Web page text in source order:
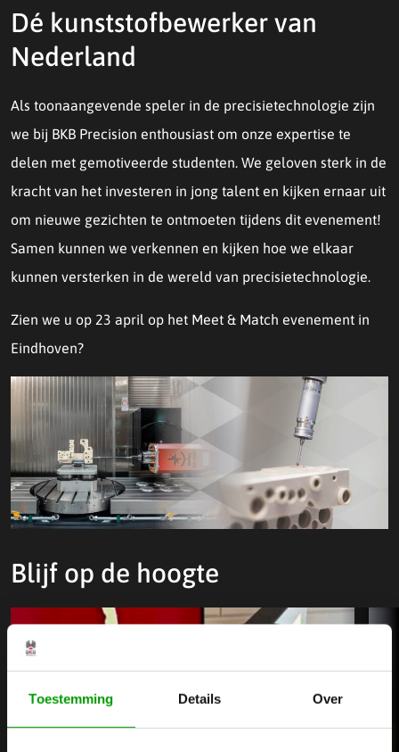
Toestemming Details Over
Dé kunststofbewerker van
Nederland
Als toonaangevende speler in de precisietechnologie zijn
we bij BKB Precision enthousiast om onze expertise te
delen met gemotiveerde studenten. We geloven sterk in de
kracht van het investeren in jong talent en kijken ernaar uit
om nieuwe gezichten te ontmoeten tijdens dit evenement!
Samen kunnen we verkennen en kijken hoe we elkaar
kunnen versterken in de wereld van precisietechnologie.
Zien we u op 23 april op het Meet & Match evenement in
Eindhoven?
Blijf op de hoogte